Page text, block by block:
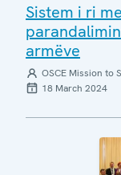
Sistem i ri
armëve
OSCE Mission to
18 March 2024